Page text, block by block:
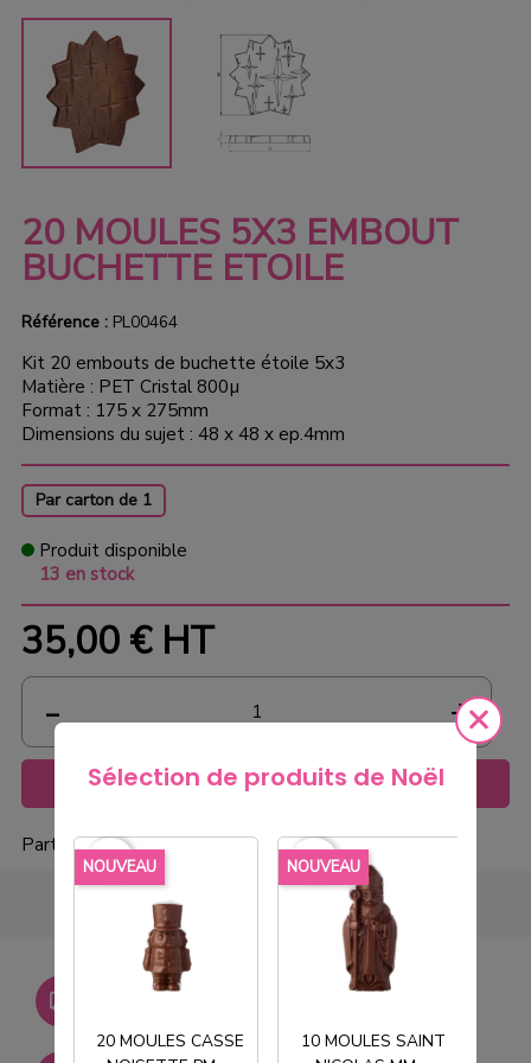
Sélection de produits de Noël
NOUVEAU
20 MOULES CASSE
favorite_border NOUVEAU
10 MOULES SAINT
favorite_border
20 MOULES 5X3 EMBOUT
BUCHETTE ETOILE
Référence :PL00464
Kit 20 embouts de buchette étoile 5x3
Matière : PET Cristal 800µ
Format : 175 x 275mm
Dimensions du sujet : 48 x 48 x ep.4mm
Par carton de 1
Produit disponible
13 en stock
35,00 € HT
Ajouter au panier
Partager
Livraison gratuite dès